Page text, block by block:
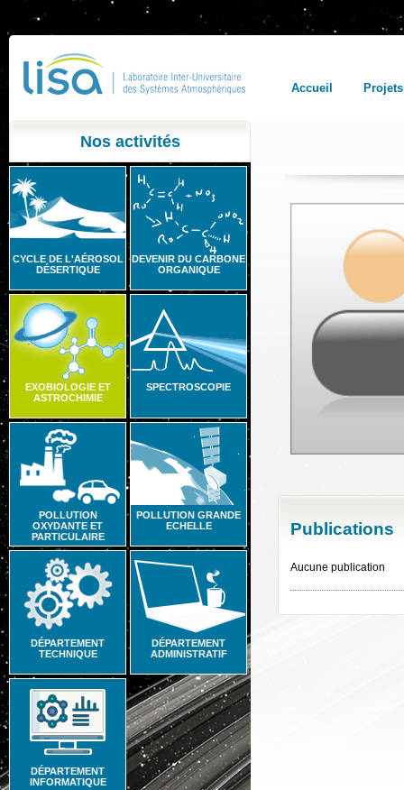
Accueil Projets
Nos activités
CYCLE DE L'AÉROSOL
DÉSERTIQUE
DEVENIR DU CARBONE
ORGANIQUE
EXOBIOLOGIE ET
ASTROCHIMIE
SPECTROSCOPIE
POLLUTION
OXYDANTE ET
PARTICULAIRE
POLLUTION GRANDE
ECHELLE
DÉPARTEMENT
TECHNIQUE
DÉPARTEMENT
ADMINISTRATIF
DÉPARTEMENT
INFORMATIQUE
Publications
Aucune publication